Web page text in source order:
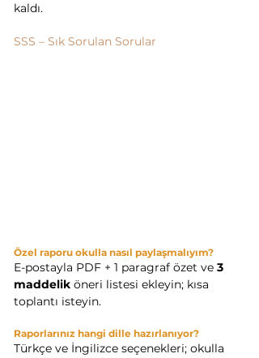
kaldı.
SSS – Sık Sorulan Sorular
Özel raporu okulla nasıl paylaşmalıyım?
E-postayla PDF + 1 paragraf özet ve 3
maddelik öneri listesi ekleyin; kısa
toplantı isteyin.
Raporlarınız hangi dille hazırlanıyor?
Türkçe ve İngilizce seçenekleri; okulla